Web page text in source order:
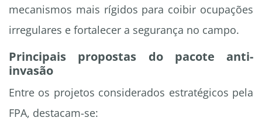
mecanismos mais rígidos para coibir ocupações
irregulares e fortalecer a segurança no campo.
Principais propostas do pacote anti-
invasão
Entre os projetos considerados estratégicos pela
FPA, destacam-se: